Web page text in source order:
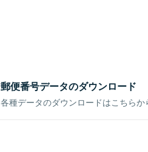
郵便番号データのダウンロード
各種データのダウンロードはこちらか